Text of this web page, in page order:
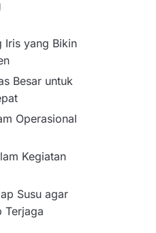
Iris yang Bikin
Besar untuk
Operasional
Kegiatan
Susu agar
Terjaga